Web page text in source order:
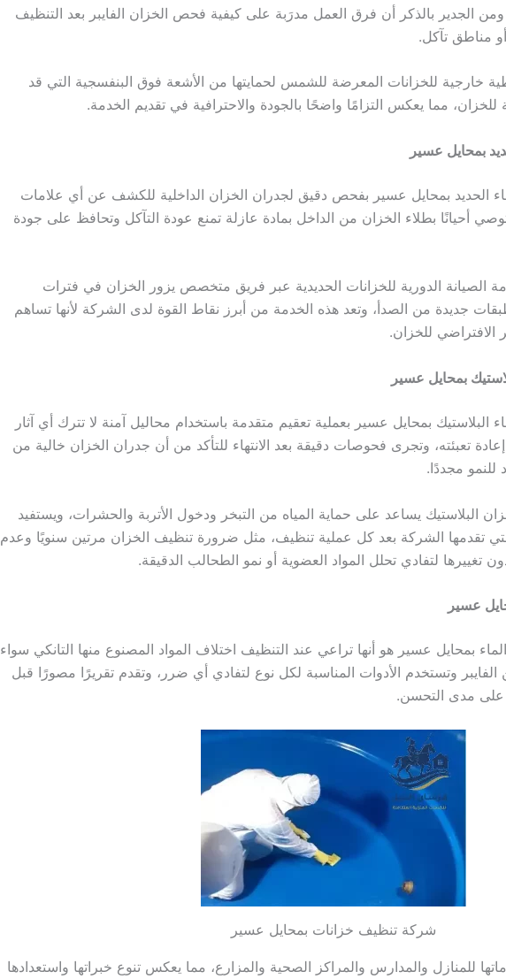
ومن الجدير بالذكر أن فرق العمل مدرَبة على كيفية فحص الخزان الفايبر بعد التنظيف
مناطق تآكل.
خارجية للخزانات المعرضة للشمس لحمايتها من الأشعة فوق البنفسجية التي قد
مما يعكس التزامًا واضحًا بالجودة والاحترافية في تقديم الخدمة.
بمحايل عسير
الحديد بمحايل عسير بفحص دقيق لجدران الخزان الداخلية للكشف عن أي علامات
أحيانًا بطلاء الخزان من الداخل بمادة عازلة تمنع عودة التآكل وتحافظ على جودة
الصيانة الدورية للخزانات الحديدية عبر فريق متخصص يزور الخزان في فترات
جديدة من الصدأ، وتعد هذه الخدمة من أبرز نقاط القوة لدى الشركة لأنها تساهم
للخزان.
بمحايل عسير
بمحايل عسير بعملية تعقيم متقدمة باستخدام محاليل آمنة لا تترك أي آثار
تعبئته، وتجرى فحوصات دقيقة بعد الانتهاء للتأكد من أن جدران الخزان خالية من
مجددًا.
البلاستيك يساعد على حماية المياه من التبخر ودخول الأتربة والحشرات، ويستفيد
تقدمها الشركة بعد كل عملية تنظيف، مثل ضرورة تنظيف الخزان مرتين سنويًا وعدم
تغييرها لتفادي تحلل المواد العضوية أو نمو الطحالب الدقيقة.
عسير
بمحايل عسير هو أنها تراعي عند التنظيف اختلاف المواد المصنوع منها التانكي سواء
الفايبر وتستخدم الأدوات المناسبة لكل نوع لتفادي أي ضرر، وتقدم تقريرًا مصورًا قبل
على مدى التحسن.
شركة تنظيف خزانات بمحايل عسير
للمنازل والمدارس والمراكز الصحية والمزارع، مما يعكس تنوع خبراتها واستعدادها